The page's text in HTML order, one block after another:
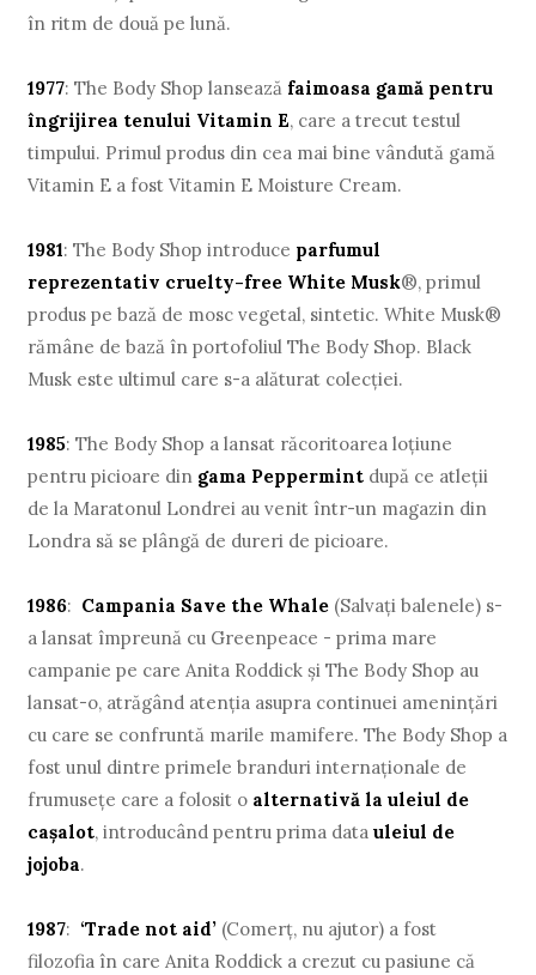
în ritm de două pe lună.
1977: The Body Shop lansează faimoasa gamă pentru
îngrijirea tenului Vitamin E, care a trecut testul
timpului. Primul produs din cea mai bine vândută gamă
Vitamin E a fost Vitamin E Moisture Cream.
1981: The Body Shop introduce parfumul
reprezentativ cruelty-free White Musk®, primul
produs pe bază de mosc vegetal, sintetic. White Musk®
rămâne de bază în portofoliul The Body Shop. Black
Musk este ultimul care s-a alăturat colecţiei.
1985: The Body Shop a lansat răcoritoarea loţiune
pentru picioare din gama Peppermint după ce atleţii
de la Maratonul Londrei au venit într-un magazin din
Londra să se plângă de dureri de picioare.
1986: Campania Save the Whale (Salvaţi balenele) s-
a lansat împreună cu Greenpeace - prima mare
campanie pe care Anita Roddick şi The Body Shop au
lansat-o, atrăgând atenţia asupra continuei ameninţări
cu care se confruntă marile mamifere. The Body Shop a
fost unul dintre primele branduri internaţionale de
frumuseţe care a folosit o alternativă la uleiul de
caşalot, introducând pentru prima datauleiul de
jojoba.
1987: ‘Trade not aid’ (Comerţ, nu ajutor) a fost
filozofia în care Anita Roddick a crezut cu pasiune că